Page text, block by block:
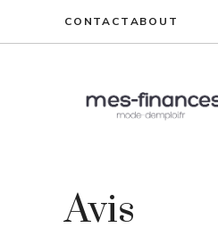
CONTACTABOUT
Avis